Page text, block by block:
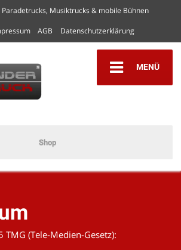
Musiktrucks & mobile Bühnen
AGB Datenschutzerklärung
MENÜ
Shop
TMG (Tele-Medien-Gesetz):